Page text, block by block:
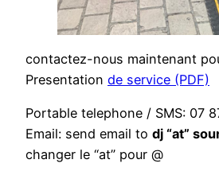
contactez-nous maintenant
Presentation de service (PDF)
Portable telephone / SMS: 07
Email: send email to dj “at”
changer le “at” pour @